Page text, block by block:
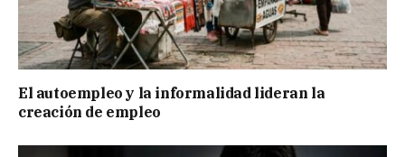
El autoempleo y la informalidad lideran la
creación de empleo